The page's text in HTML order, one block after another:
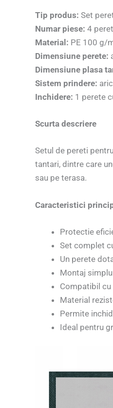
Tip produs: Set
Numar piese: 4
Material: PE 100 g/
Dimensiune perete:
Dimensiune plasa
Sistem prindere:
Inchidere: 1 perete
Scurta descriere
Setul de pereti
tantari, dintre care
sau pe terasa.
Caracteristici
Protectie
Set complet
Un perete
Montaj
Compatibil
Material
Permite
Ideal pentru